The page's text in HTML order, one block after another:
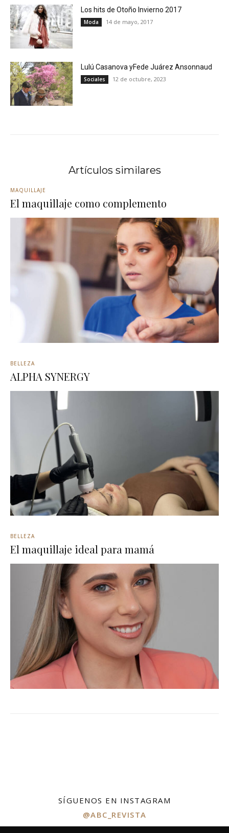
Los hits de Otoño Invierno 2017
Moda 14 de mayo, 2017
Lulú Casanova yFede Juárez Ansonnaud
Sociales 12 de octubre, 2023
Artículos similares
MAQUILLAJE
El maquillaje como complemento
BELLEZA
ALPHA SYNERGY
BELLEZA
El maquillaje ideal para mamá
SÍGUENOS EN INSTAGRAM
@ABC_REVISTA